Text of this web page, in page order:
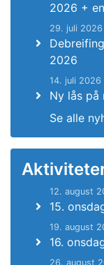
2026 +
29. juli
2026
14. juli 2026
Ny lås på
Se alle
12. august
15.
19. august
16.
26. august